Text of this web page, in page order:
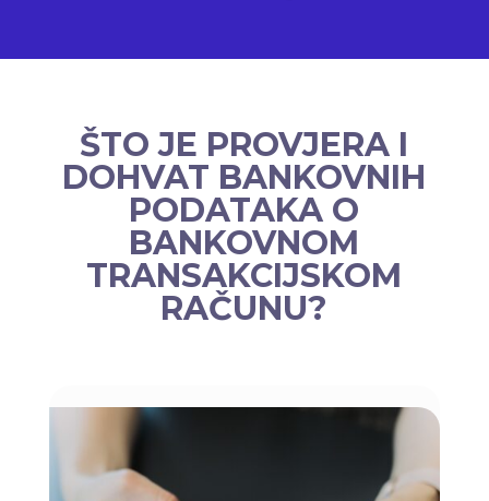
ŠTO JE PROVJERA I
DOHVAT BANKOVNIH
PODATAKA O
BANKOVNOM
TRANSAKCIJSKOM
RAČUNU?